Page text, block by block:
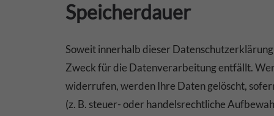
Speicherdauer
Soweit innerhalb dieser
Zweck für die Datenverarbeitung entfällt.
widerrufen, werden Ihre Daten gelöscht,
(z. B. steuer- oder handelsrechtliche